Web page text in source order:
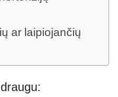
ar laipiojančių